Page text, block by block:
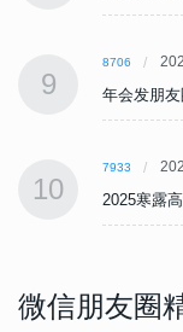
9
8706
年会发朋
10
7933
2025寒露
微信朋友圈